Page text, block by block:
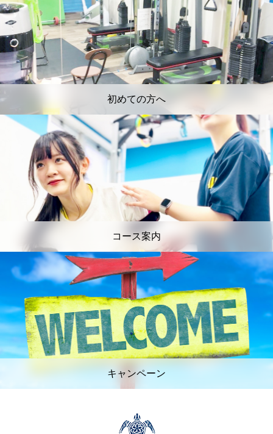
初めての方へ
コース案内
キャンペーン